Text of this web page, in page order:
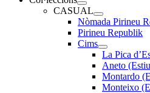
CASUAL
Nòmada Pirineu
Pirineu Republik
Cims
La Pica
Aneto
Montardo
Monteixo